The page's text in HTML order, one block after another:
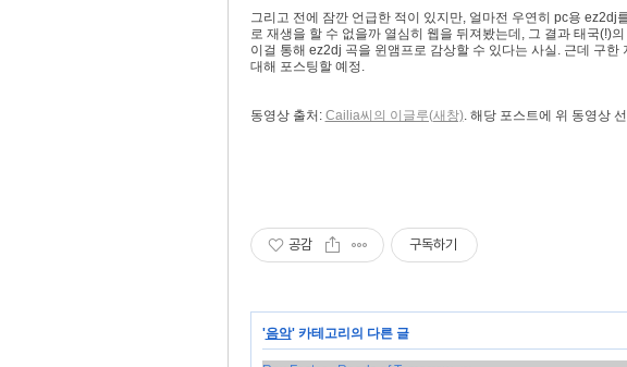
그리고 전에 잠깐 언급한 적이 있지만, 얼마전 우연히 pc용
로 재생을 할 수 없을까 열심히 웹을 뒤져봤는데, 그 결과 태국(!)
이걸 통해 ez2dj 곡을 윈앰프로 감상할 수 있다는 사실. 근데 구
대해 포스팅할 예정.
동영상 출처: Cailia씨의 이글루(새창). 해당 포스트에 위 동영상
공감 구독하기
'음악' 카테고리의 다른 글